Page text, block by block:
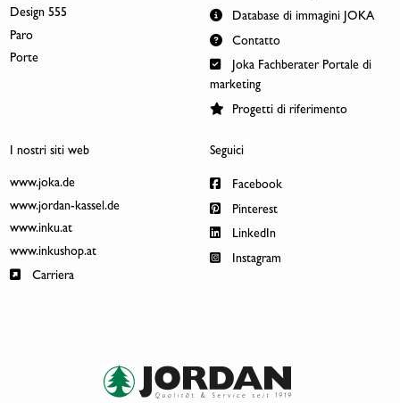
Design 555
Paro
Porte
Database di immagini JOKA
Contatto
Joka Fachberater Portale di
marketing
Progetti di riferimento
I nostri siti web
www.joka.de
www.jordan-kassel.de
www.inku.at
www.inkushop.at
Carriera
Seguici
Facebook
Pinterest
LinkedIn
Instagram